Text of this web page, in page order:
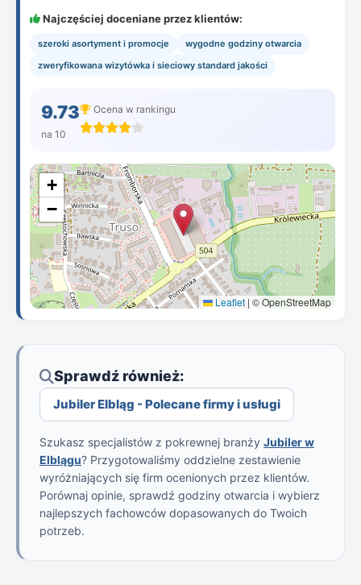
Najczęściej doceniane przez klientów:
szeroki asortyment i promocje
wygodne godziny otwarcia
zweryfikowana wizytówka i sieciowy standard jakości
9.73
na 10
Ocena w rankingu
+
−
Leaflet | © OpenStreetMap
Sprawdź również:
Jubiler Elbląg - Polecane firmy i usługi
Szukasz specjalistów z pokrewnej branży Jubiler w
Elblągu? Przygotowaliśmy oddzielne zestawienie
wyróżniających się firm ocenionych przez klientów.
Porównaj opinie, sprawdź godziny otwarcia i wybierz
najlepszych fachowców dopasowanych do Twoich
potrzeb.